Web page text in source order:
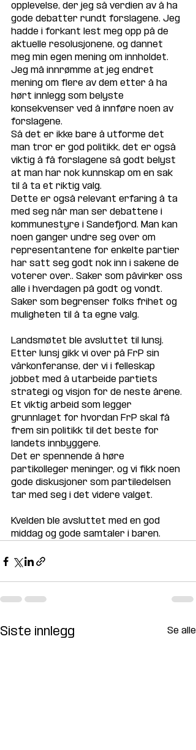
opplevelse, der jeg så verdien av å ha
gode debatter rundt forslagene. Jeg
hadde i forkant lest meg opp på de
aktuelle resolusjonene, og dannet
meg min egen mening om innholdet.
Jeg må innrømme at jeg endret
mening om flere av dem etter å ha
hørt innlegg som belyste
konsekvenser ved å innføre noen av
forslagene.
Så det er ikke bare å utforme det
man tror er god politikk, det er også
viktig å få forslagene så godt belyst
at man har nok kunnskap om en sak
til å ta et riktig valg.
Dette er også relevant erfaring å ta
med seg når man ser debattene i
kommunestyre i Sandefjord. Man kan
noen ganger undre seg over om
representantene for enkelte partier
har satt seg godt nok inn i sakene de
voterer over.. Saker som påvirker oss
alle i hverdagen på godt og vondt.
Saker som begrenser folks frihet og
muligheten til å ta egne valg.
Landsmøtet ble avsluttet til lunsj.
Etter lunsj gikk vi over på FrP sin
vårkonferanse, der vi i felleskap
jobbet med å utarbeide partiets
strategi og visjon for de neste årene.
Et viktig arbeid som legger
grunnlaget for hvordan FrP skal få
frem sin politikk til det beste for
landets innbyggere.
Det er spennende å høre
partikolleger meninger, og vi fikk noen
gode diskusjoner som partiledelsen
tar med seg i det videre valget.
Kvelden ble avsluttet med en god
middag og gode samtaler i baren.
Siste innlegg Se alle